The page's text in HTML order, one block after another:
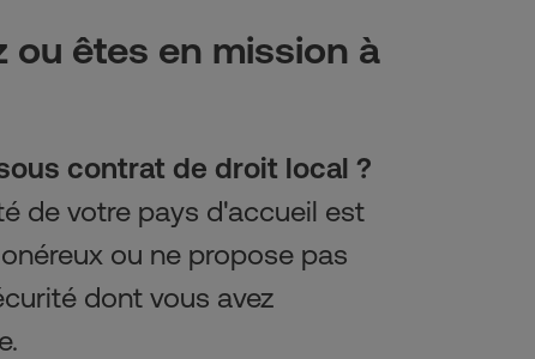
ou êtes en mission à
contrat de droit local ?
de votre pays d'accueil est
ou ne propose pas
dont vous avez